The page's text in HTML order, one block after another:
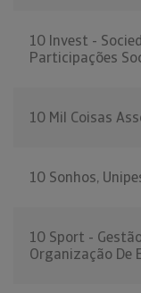
10 Invest -
Participações
10 Mil Coisas
10 Sonhos,
10 Sport -
Organização De